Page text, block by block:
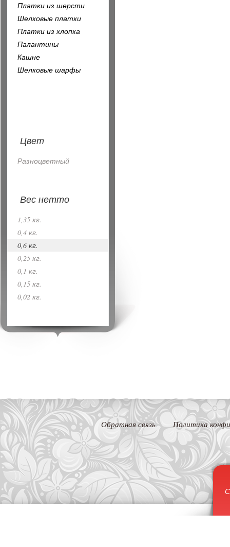
Платки из шерсти
Шелковые платки
Платки из хлопка
Палантины
Кашне
Шелковые шарфы
Цвет
Разноцветный
Вес нетто
1,35 кг.
0,4 кг.
0,6 кг.
0,25 кг.
0,1 кг.
0,15 кг.
0,02 кг.
Обратная связь Политика